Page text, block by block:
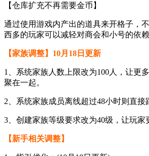
【仓库扩充不再需要金币】
通过使用游戏内产出的道具来开格子，
西多的玩家可以减轻对商会和小号的依赖
【家族调整】10月18日更新
1、系统家族人数上限改为100人，让更
聚在一起。
2、系统家族成员离线超过48小时则直接
3、创建家族等级要求改为40级，让玩家
【新手相关调整】